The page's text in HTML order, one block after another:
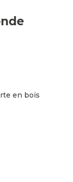
en bois